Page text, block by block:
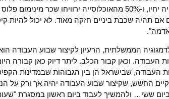
מהאוכלוסייה יחיו, ו-50% מהאוכלוסייה ירוויחו
אם תהיה שכבת ביניים חזקה מאוד. לא יכול להיות
הממשלתית, הרעיון לקיצור שבוע העבודה
העבודה. וכאן קבור הכלב. ליתר דיוק כאן קבורה
העבודה, שבישראל הן בין הגבוהות שבמדינות
החשש, שקיצור שבוע העבודה יהיה אך ורק על
ששי… ולהמשיך לעבוד ביום ראשון במסגרת